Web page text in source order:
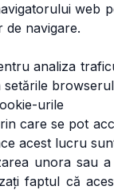
web
de navigare.
analiza
urile
care se pot
acest lucru
unora sau
faptul că